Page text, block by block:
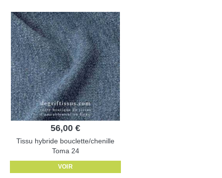
56,00 €
Tissu hybride bouclette/chenille
Toma 24
VOIR